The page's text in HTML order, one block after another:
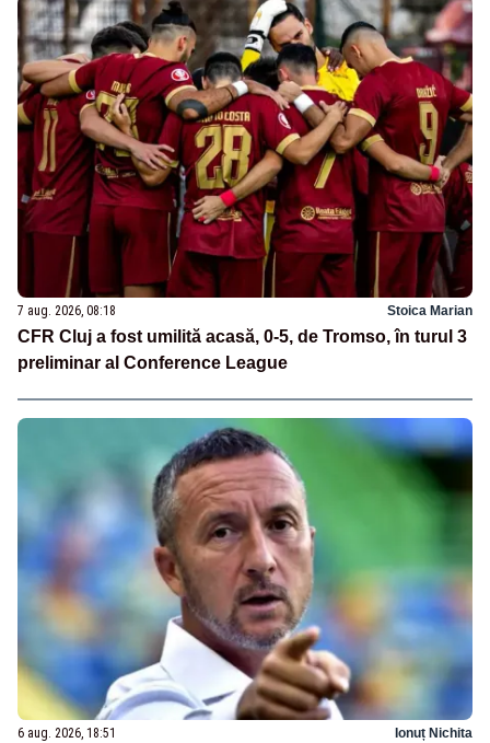
7 aug. 2026, 08:18 Stoica Marian
CFR Cluj a fost umilită acasă, 0-5, de Tromso, în turul 3
preliminar al Conference League
6 aug. 2026, 18:51 Ionuț Nichita